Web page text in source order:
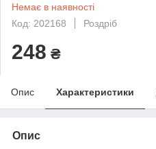
Немає в наявності
Код: 202168
Роздріб
248 ₴
Опис Характеристики
Опис